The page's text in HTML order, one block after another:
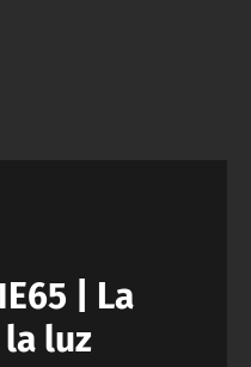
| La
luz